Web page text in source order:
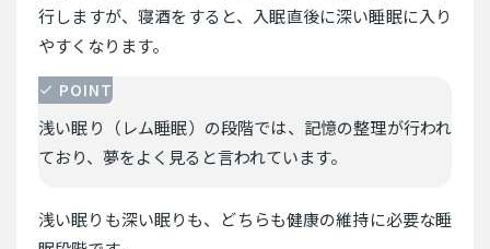
行しますが、寝酒をすると、入眠直後に深い睡眠に入り
やすくなります。
POINT
浅い眠り（レム睡眠）の段階では、記憶の整理が行われ
ており、夢をよく見ると言われています。
浅い眠りも深い眠りも、どちらも健康の維持に必要な睡